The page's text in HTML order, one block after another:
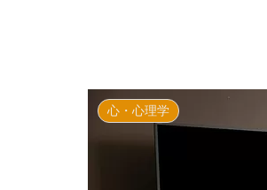
心・心理学